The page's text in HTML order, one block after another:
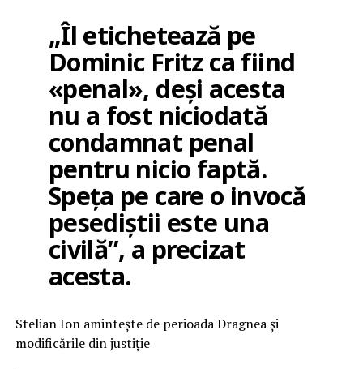
„Îl etichetează pe
Dominic Fritz ca fiind
«penal», deși acesta
nu a fost niciodată
condamnat penal
pentru nicio faptă.
Speța pe care o invocă
pesediștii este una
civilă”, a precizat
acesta.
Stelian Ion amintește de perioada Dragnea și
modificările din justiție